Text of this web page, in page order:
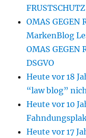
OMAS GEGEN
MarkenBlog
OMAS GEGEN
DSGVO
Heute vor 18
“law blog”
Heute vor 10
Heute vor 17